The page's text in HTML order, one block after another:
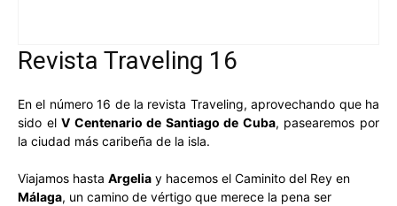
Revista Traveling 16
En el número 16 de la revista Traveling, aprovechando que ha
sido elV Centenario de Santiago de Cuba, pasearemos por
la ciudad más caribeña de la isla.
Viajamos hasta Argelia y hacemos el Caminito del Rey en
Málaga, un camino de vértigo que merece la pena ser